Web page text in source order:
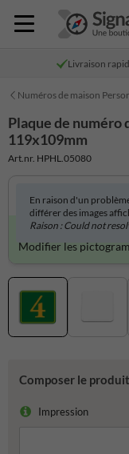
Livraison
Numéros de maison
Plaque de numéro
119x109mm
Art.nr. HPHL.05080
En raison d'un
différer des images
Raison : Could not
Produit
Modifier les
Composer le produit
Impression